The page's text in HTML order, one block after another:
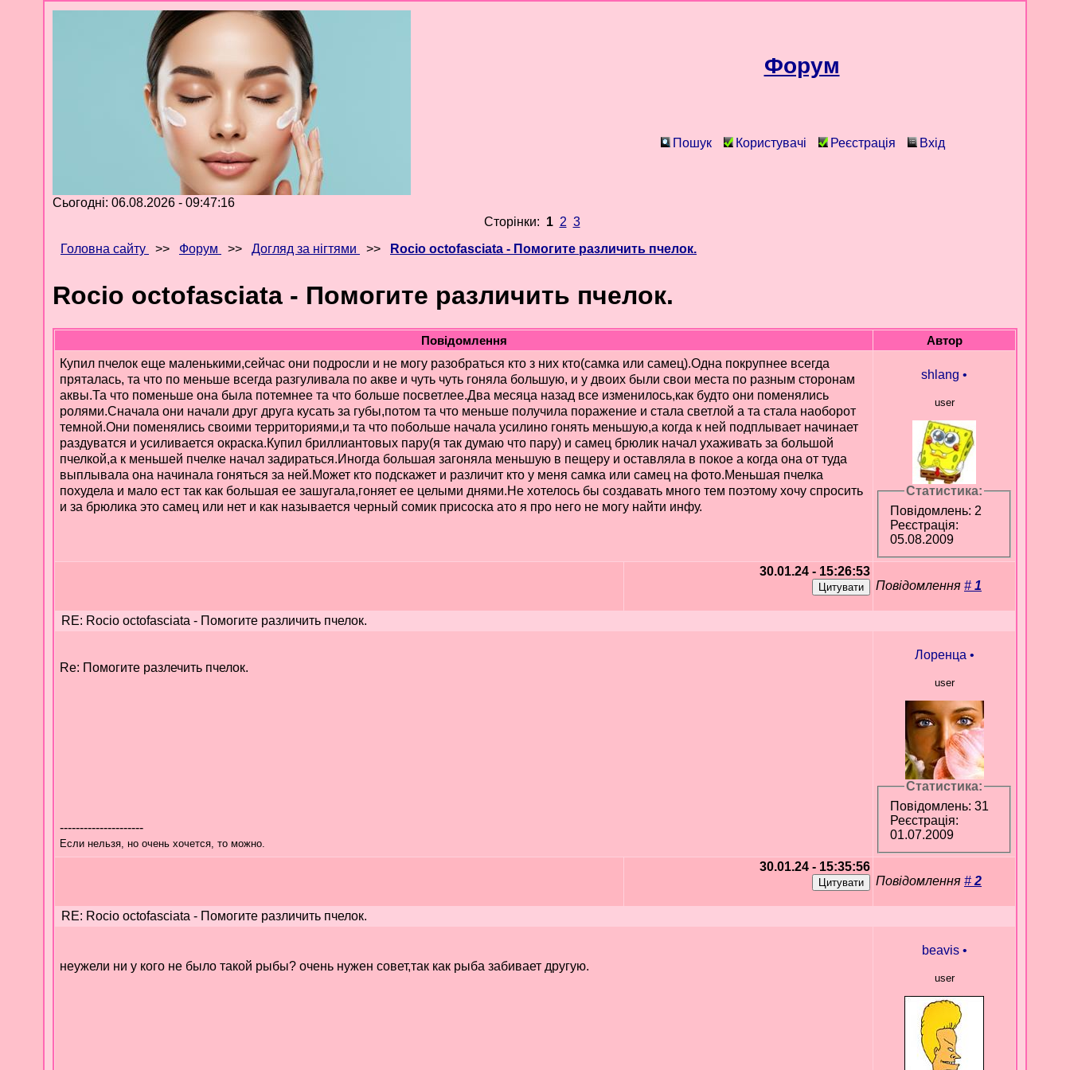
Форум
Пошук Користувачі Реєстрація Вхід
Сьогодні: 06.08.2026 - 09:47:16
Сторінки: 1 2 3
Головна сайту
>> Форум >> Догляд за нігтями >> Rocio octofasciata - Помогите различить пчелок.
Rocio octofasciata - Помогите различить пчелок.
Повідомлення
Автор
Купил пчелок еще маленькими,сейчас они подросли и не могу разобраться кто з них кто(самка или самец).Одна покрупнее всегда
пряталась, та что по меньше всегда разгуливала по акве и чуть чуть гоняла большую, и у двоих были свои места по разным сторонам
аквы.Та что поменьше она была потемнее та что больше посветлее.Два месяца назад все изменилось,как будто они поменялись
ролями.Сначала они начали друг друга кусать за губы,потом та что меньше получила поражение и стала светлой а та стала наоборот
темной.Они поменялись своими территориями,и та что побольше начала усилино гонять меньшую,а когда к ней подплывает начинает
раздуватся и усиливается окраска.Купил бриллиантовых пару(я так думаю что пару) и самец брюлик начал ухаживать за большой
пчелкой,а к меньшей пчелке начал задираться.Иногда большая загоняла меньшую в пещеру и оставляла в покое а когда она от туда
выплывала она начинала гоняться за ней.Может кто подскажет и различит кто у меня самка или самец на фото.Меньшая пчелка
похудела и мало ест так как большая ее зашугала,гоняет ее целыми днями.Не хотелось бы создавать много тем поэтому хочу спросить
и за брюлика это самец или нет и как называется черный сомик присоска ато я про него не могу найти инфу.
shlang •
user
Статистика:
Повідомлень: 2
Реєстрація:
05.08.2009
30.01.24 - 15:26:53
Повідомлення # 1
RE: Rocio octofasciata - Помогите различить пчелок.
Re: Помогите разлечить пчелок.
---------------------
Если нельзя, но очень хочется, то можно.
Лоренца •
user
Статистика:
Повідомлень: 31
Реєстрація:
01.07.2009
30.01.24 - 15:35:56
Повідомлення # 2
RE: Rocio octofasciata - Помогите различить пчелок.
неужели ни у кого не было такой рыбы? очень нужен совет,так как рыба забивает другую.
beavis •
user